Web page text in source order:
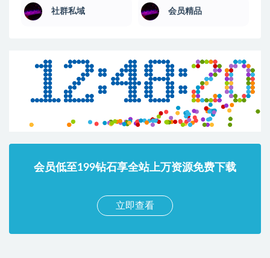
社群私域 会员精品
会员低至199钻石享全站上万资源免费下载
立即查看